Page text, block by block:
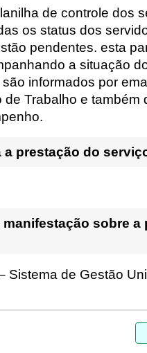
de controle dos
os status dos
pendentes. esta
a situação
informados por
Trabalho e também
a prestação do
sobre a
Sistema de Gestão